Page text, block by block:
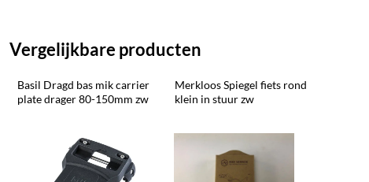
Vergelijkbare producten
Basil Dragd bas mik carrier
plate drager 80-150mm zw
Merkloos Spiegel fiets rond
klein in stuur zw